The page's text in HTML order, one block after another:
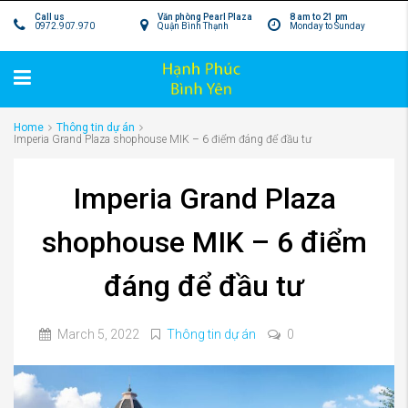
8 am to 21 pm
Monday to Sunday
Văn phòng Pearl Plaza
Quận Bình Thạnh
Call us
0972.907.970
Home
Thông tin dự án
Imperia Grand Plaza shophouse MIK – 6 điểm đáng để đầu tư
Imperia Grand Plaza
shophouse MIK – 6 điểm
đáng để đầu tư
March 5, 2022 Thông tin dự án 0